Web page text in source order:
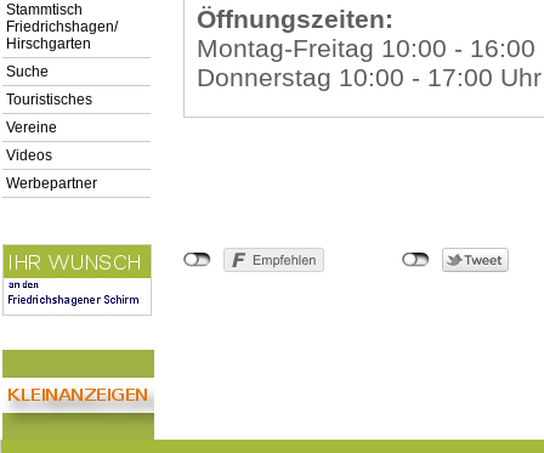
Stammtisch
Friedrichshagen/
Hirschgarten
Suche
Touristisches
Vereine
Videos
Werbepartner
Öffnungszeiten:
Montag-Freitag 10:00 - 16:00
Donnerstag 10:00 - 17:00 Uhr